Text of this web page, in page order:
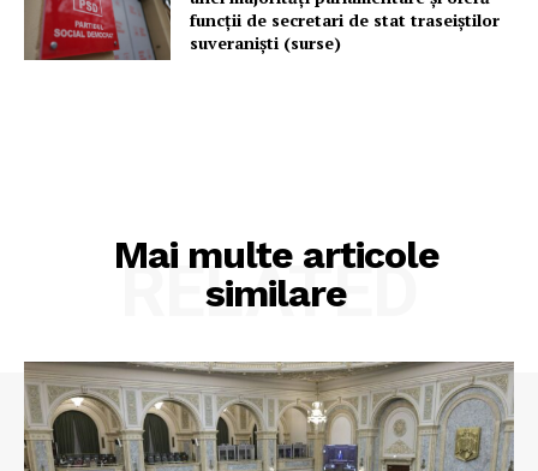
funcții de secretari de stat traseiștilor
suveraniști (surse)
Mai multe articole
similare
RELATED